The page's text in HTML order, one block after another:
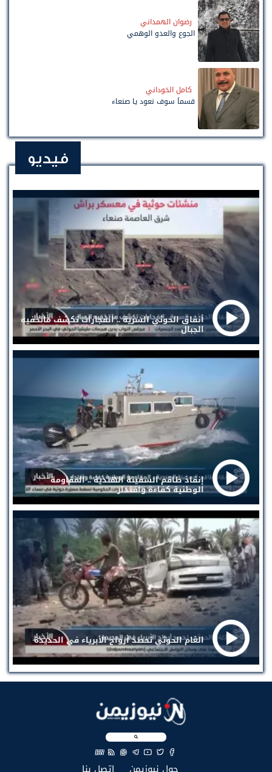
رضوان الهمداني
الجوع والعدو الوهمي
كامل الخوداني
قسماً سوف نعود يا صنعاء
فيديو
أنفاق الحوثي السرية .. انفجارات تكشف ماتخفيه
الجبال
إنقاذ طاقم السفينة الهندية .. المقاومة
الوطنية كفاءة واقتدار
الغام الحوثي تحصد أرواح الأبرياء في الحديدة
EN